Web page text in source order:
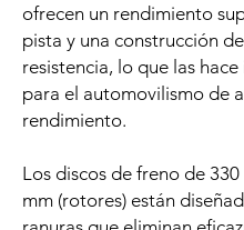
ofrecen un rendimiento
pista y una construcción
resistencia, lo que las hace
para el automovilismo de
rendimiento.
Los discos de freno de
mm (rotores) están